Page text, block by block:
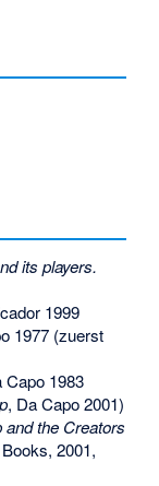
its players.
1999
1977 (zuerst
Capo 1983
, Da Capo 2001)
the Creators
2001,